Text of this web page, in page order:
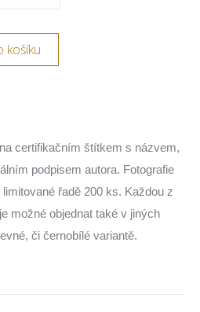
košíku
certifikačním štítkem s názvem,
podpisem autora. Fotografie
řadě 200 ks. Každou z
možné objednat také v jiných
či černobílé variantě.